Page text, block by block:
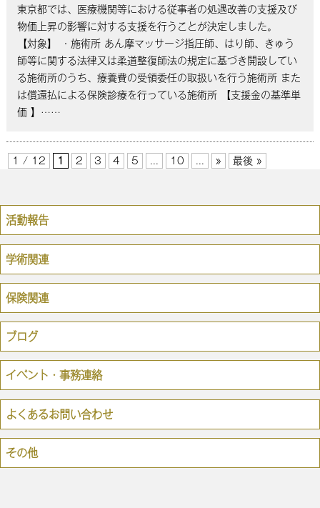
東京都では、医療機関等における従事者の処遇改善の支援及び
物価上昇の影響に対する支援を行うことが決定しました。
【対象】 ・施術所 あん摩マッサージ指圧師、はり師、きゅう
師等に関する法律又は柔道整復師法の規定に基づき開設してい
る施術所のうち、療養費の受領委任の取扱いを行う施術所 また
は償還払による保険診療を行っている施術所 【支援金の基準単
価 】……
1 / 12 1 2 3 4 5 ... 10 ... » 最後 »
活動報告
学術関連
保険関連
ブログ
イベント・事務連絡
よくあるお問い合わせ
その他